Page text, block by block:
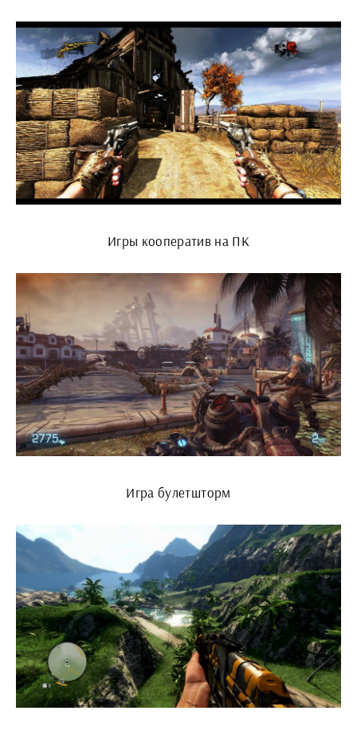
Игры кооператив на ПК
Игра булетшторм